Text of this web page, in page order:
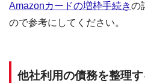
Amazonカードの増枠手続きの
ので参考にしてください。
他社利用の債務を整理す